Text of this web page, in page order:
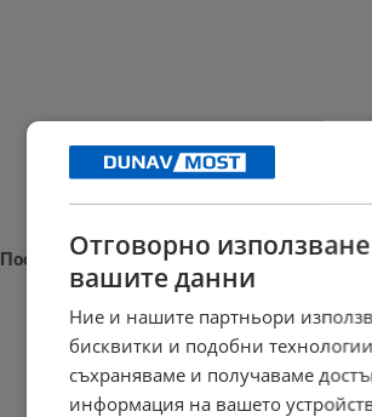
Последни новини
Трима души пострадаха при тежка
Отговорно
вашите данни
Ние и нашите партньори
бисквитки и подобни
съхраняваме и получаваме
информация на вашето